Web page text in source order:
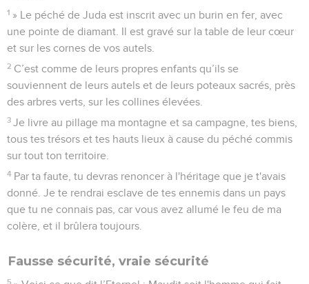
1 » Le péché de Juda est inscrit avec un burin en fer, avec
une pointe de diamant. Il est gravé sur la table de leur cœur
et sur les cornes de vos autels.
2 C’est comme de leurs propres enfants qu’ils se
souviennent de leurs autels et de leurs poteaux sacrés, près
des arbres verts, sur les collines élevées.
3 Je livre au pillage ma montagne et sa campagne, tes biens,
tous tes trésors et tes hauts lieux à cause du péché commis
sur tout ton territoire.
4 Par ta faute, tu devras renoncer à l'héritage que je t'avais
donné. Je te rendrai esclave de tes ennemis dans un pays
que tu ne connais pas, car vous avez allumé le feu de ma
colère, et il brûlera toujours.
Fausse sécurité, vraie sécurité
5